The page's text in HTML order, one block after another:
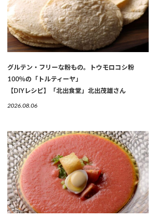
グルテン・フリーな粉もの。トウモロコシ粉
100％の「トルティーヤ」
【DIYレシピ】「北出食堂」北出茂雄さん
2026.08.06